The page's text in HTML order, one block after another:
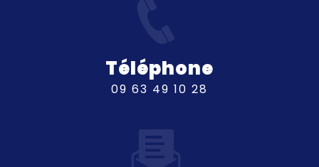
Téléphone
09 63 49 10 28